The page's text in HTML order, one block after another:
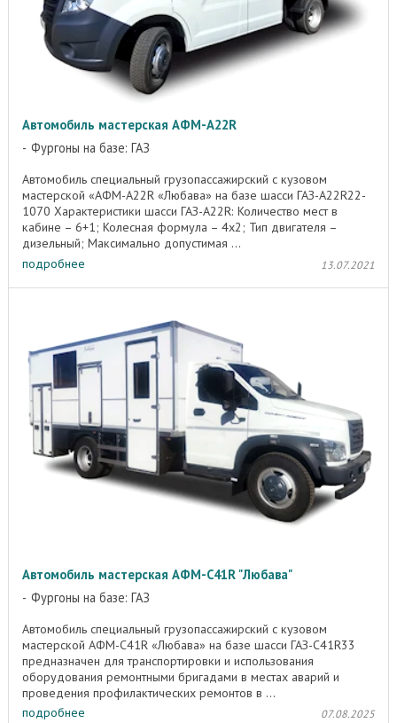
Автомобиль мастерская АФМ-A22R
Фургоны на базе: ГАЗ
Автомобиль специальный грузопассажирский с кузовом
мастерской «АФМ-А22R «Любава» на базе шасси ГАЗ-А22R22-
1070 Характеристики шасси ГАЗ-A22R: Количество мест в
кабине – 6+1; Колесная формула – 4х2; Тип двигателя –
дизельный; Максимально допустимая ...
подробнее
13.07.2021
Автомобиль мастерская АФМ-C41R "Любава"
Фургоны на базе: ГАЗ
Автомобиль специальный грузопассажирский с кузовом
мастерской АФМ-C41R «Любава» на базе шасси ГАЗ-C41R33
предназначен для транспортировки и использования
оборудования ремонтными бригадами в местах аварий и
проведения профилактических ремонтов в ...
подробнее
07.08.2025